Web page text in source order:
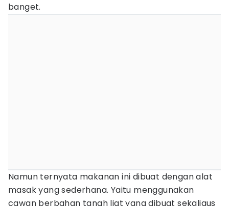
banget.
Namun ternyata makanan ini dibuat dengan alat
masak yang sederhana. Yaitu menggunakan
cawan berbahan tanah liat yang dibuat sekaligus